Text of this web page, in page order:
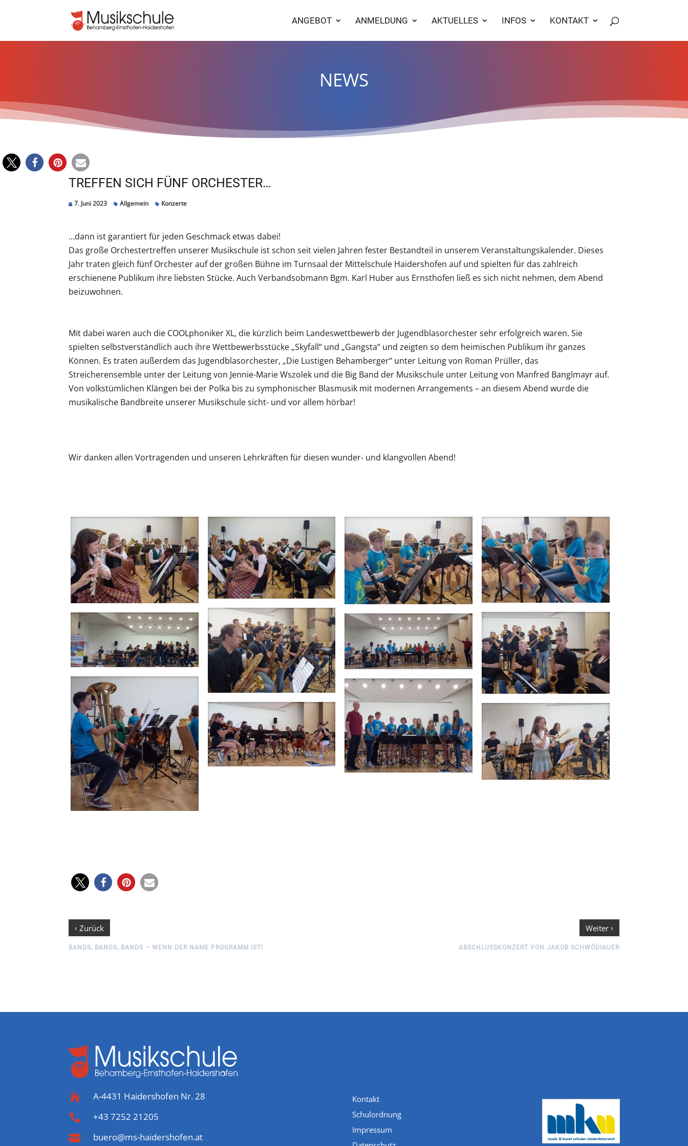
ANGEBOT ANMELDUNG AKTUELLES INFOS KONTAKT
NEWS
TREFFEN SICH FÜNF ORCHESTER…
7. Juni 2023 Allgemein Konzerte
…dann ist garantiert für jeden Geschmack etwas dabei!
Das große Orchestertreffen unserer Musikschule ist schon seit vielen Jahren fester Bestandteil in unserem Veranstaltungskalender. Dieses
Jahr traten gleich fünf Orchester auf der großen Bühne im Turnsaal der Mittelschule Haidershofen auf und spielten für das zahlreich
erschienene Publikum ihre liebsten Stücke. Auch Verbandsobmann Bgm. Karl Huber aus Ernsthofen ließ es sich nicht nehmen, dem Abend
beizuwohnen.
Mit dabei waren auch die COOLphoniker XL, die kürzlich beim Landeswettbewerb der Jugendblasorchester sehr erfolgreich waren. Sie
spielten selbstverständlich auch ihre Wettbewerbsstücke „Skyfall“ und „Gangsta“ und zeigten so dem heimischen Publikum ihr ganzes
Können. Es traten außerdem das Jugendblasorchester, „Die Lustigen Behamberger“ unter Leitung von Roman Prüller, das
Streicherensemble unter der Leitung von Jennie-Marie Wszolek und die Big Band der Musikschule unter Leitung von Manfred Banglmayr auf.
Von volkstümlichen Klängen bei der Polka bis zu symphonischer Blasmusik mit modernen Arrangements – an diesem Abend wurde die
musikalische Bandbreite unserer Musikschule sicht- und vor allem hörbar!
Wir danken allen Vortragenden und unseren Lehrkräften für diesen wunder- und klangvollen Abend!
‹ Zurück
BANDS, BANDS, BANDS – WENN DER NAME PROGRAMM IST!
Weiter ›
ABSCHLUSSKONZERT VON JAKOB SCHWÖDIAUER
 A-4431 Haidershofen Nr. 28
 +43 7252 21205
 buero@ms-haidershofen.at
Kontakt
Schulordnung
Impressum